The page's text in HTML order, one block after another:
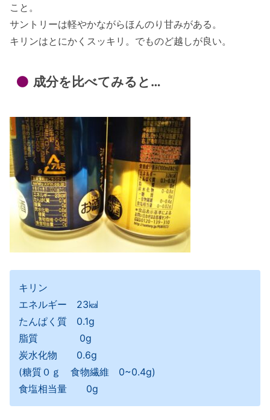
こと。
サントリーは軽やかながらほんのり甘みがある。
キリンはとにかくスッキリ。でものど越しが良い。
成分を比べてみると…
キリン
エネルギー 23㎉
たんぱく質 0.1g
脂質 0g
炭水化物 0.6g
(糖質０ｇ 食物繊維 0~0.4g)
食塩相当量 0g